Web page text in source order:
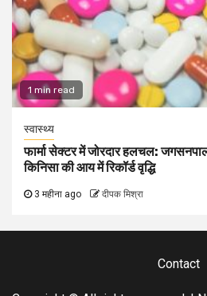
1 min read
स्वास्थ्य
फार्मा सेक्टर में जोरदार हलचल:
किनिसा की आय में रिकॉर्ड वृद्धि
3 महीना ago दीपक मिश्रा
Contact